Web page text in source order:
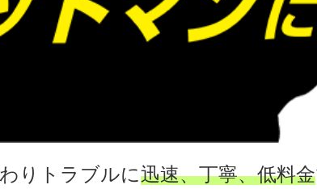
りトラブルに迅速、丁寧、低料金